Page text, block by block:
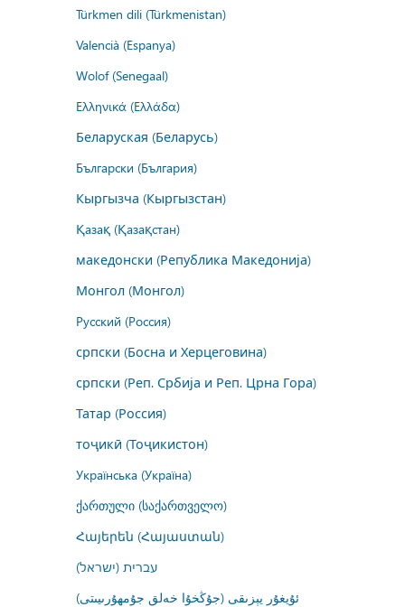
Türkmen dili (Türkmenistan)
Valencià (Espanya)
Wolof (Senegaal)
Ελληνικά (Ελλάδα)
Беларуская (Беларусь)
Български (България)
Кыргызча (Кыргызстан)
Қазақ (Қазақстан)
македонски (Република Македонија)
Монгол (Монгол)
Русский (Россия)
српски (Босна и Херцеговина)
српски (Реп. Србија и Реп. Црна Гора)
Татар (Россия)
тоҷикӣ (Тоҷикистон)
Українська (Україна)
ქართული (საქართველო)
Հայերեն (Հայաստան)
עברית (ישראל)
ئۇيغۇر يېزىقى (جۇڭخۇا خەلق جۇمھۇرىيىتى)